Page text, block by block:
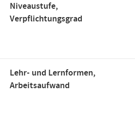
Niveaustufe,
Verpflichtungsgrad
Lehr- und Lernformen,
Arbeitsaufwand